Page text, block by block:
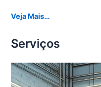
Veja Mais…
Serviços